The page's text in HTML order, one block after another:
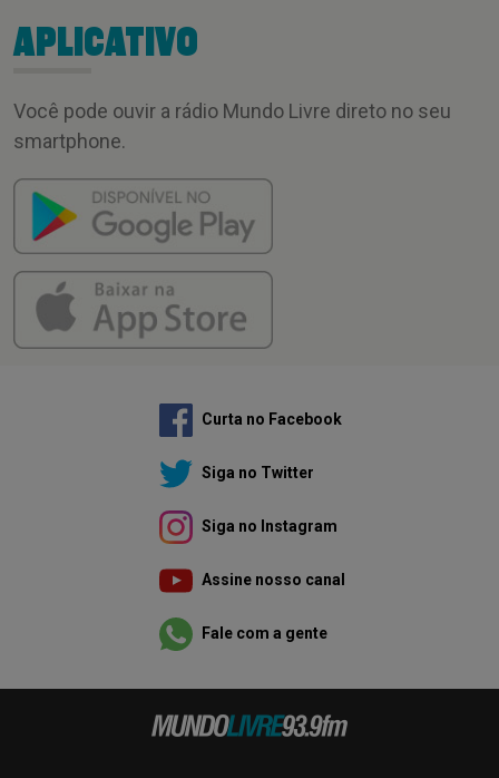
APLICATIVO
Você pode ouvir a rádio Mundo Livre direto no seu
smartphone.
Curta no Facebook
Siga no Twitter
Siga no Instagram
Assine nosso canal
Fale com a gente